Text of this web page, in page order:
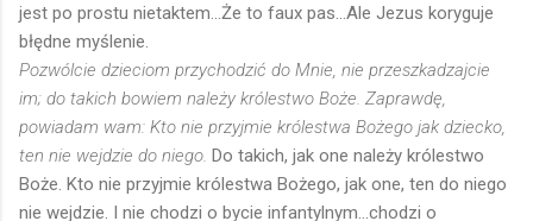
jest po prostu nietaktem...Że to faux pas...Ale Jezus koryguje
błędne myślenie.
Pozwólcie dzieciom przychodzić do Mnie, nie przeszkadzajcie
im; do takich bowiem należy królestwo Boże. Zaprawdę,
powiadam wam: Kto nie przyjmie królestwa Bożego jak dziecko,
ten nie wejdzie do niego. Do takich, jak one należy królestwo
Boże. Kto nie przyjmie królestwa Bożego, jak one, ten do niego
nie wejdzie. I nie chodzi o bycie infantylnym...chodzi o